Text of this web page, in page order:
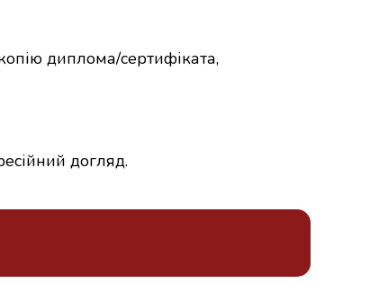
диплома/сертифіката,
догляд.